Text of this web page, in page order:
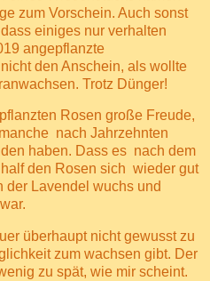
zum Vorschein. Auch sonst
einiges nur verhalten
angepflanzte
den Anschein, als wollte
Trotz Dünger!
Rosen große Freude,
nach Jahrzehnten
haben. Dass es nach dem
den Rosen sich wieder gut
der Lavendel wuchs und
überhaupt nicht gewusst zu
zum wachsen gibt. Der
zu spät, wie mir scheint.